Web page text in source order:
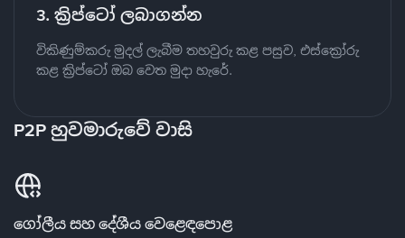
3. ක්‍රිප්ටෝ ලබාගන්න
විකිණුම්කරු මුදල් ලැබීම තහවුරු කළ පසුව, එස්ක්‍රෝරු
කළ ක්‍රිප්ටෝ ඔබ වෙත මුදා හැරේ.
P2P හුවමාරුවේ වාසි
ගෝලීය සහ දේශීය වෙළෙඳපොළ